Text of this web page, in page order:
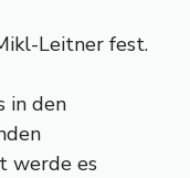
Leitner fest.
in den
werde es